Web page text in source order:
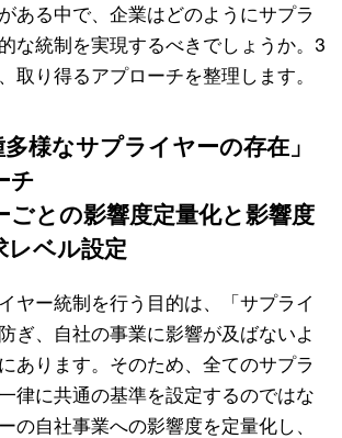
ある中で、企業はどのようにサプラ
な統制を実現するべきでしょうか。3
取り得るアプローチを整理します。
様なサプライヤーの存在」
チ
ごとの影響度定量化と影響度
レベル設定
ヤー統制を行う目的は、「サプライ
ぎ、自社の事業に影響が及ばないよ
あります。そのため、全てのサプラ
律に共通の基準を設定するのではな
の自社事業への影響度を定量化し、